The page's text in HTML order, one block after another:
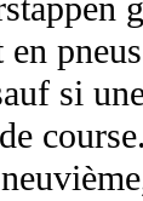
en
si